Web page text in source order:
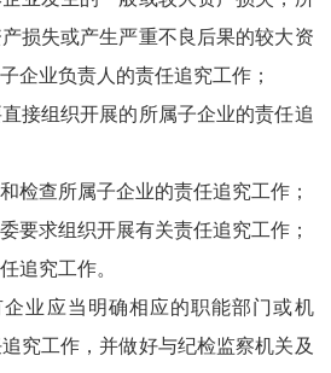
损失或产生严重不良后果的较大资
子企业负责人的责任追究工作；
接组织开展的所属子企业的责任追
检查所属子企业的责任追究工作；
要求组织开展有关责任追究工作；
追究工作。
业 应当明确相应的职能部门或机
究工作，并做好与纪检监察机关 及